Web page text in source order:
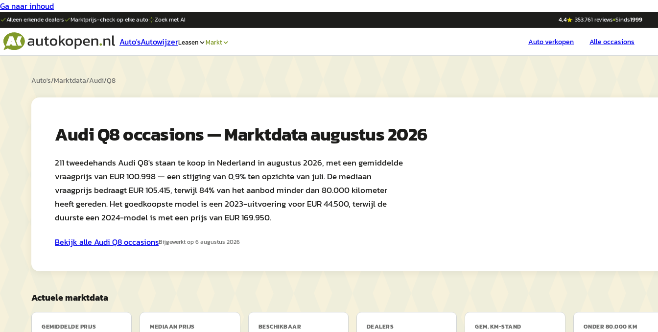
Ga naar inhoud
Alleen erkende dealers Marktprijs-check op elkeauto Zoek met AI 4,4 ·353.761 reviews Sinds1999
Auto'sAutowijzerLeasen Markt Autoverkopen Alle occasions
Auto's/Marktdata/Audi/Q8
Audi Q8 occasions — Marktdata augustus 2026
211 tweedehands Audi Q8's staan te koop in Nederland in augustus 2026, met een gemiddelde
vraagprijs van EUR 100.998 — een stijging van 0,9% ten opzichte van juli. De mediaan
vraagprijs bedraagt EUR 105.415, terwijl 84% van het aanbod minder dan 80.000 kilometer
heeft gereden. Het goedkoopste model is een 2023-uitvoering voor EUR 44.500, terwijl de
duurste een 2024-model is met een prijs van EUR 169.950.
Bekijk alle Audi Q8occasionsBijgewerkt op6 augustus 2026
Actuele marktdata
GEMIDDELDE PRIJS MEDIAAN PRIJS BESCHIKBAAR DEALERS GEM. KM-STAND ONDER 80.000 KM